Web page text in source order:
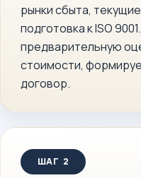
рынки сбыта,
подготовка к ISO
предварительную
стоимости,
договор.